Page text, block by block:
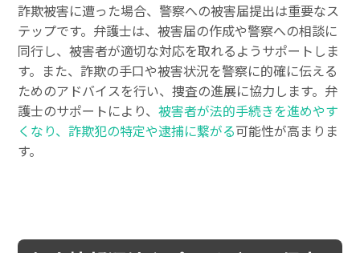
詐欺被害に遭った場合、警察への被害届提出は重要なス
テップです。弁護士は、被害届の作成や警察への相談に
同行し、被害者が適切な対応を取れるようサポートしま
す。また、詐欺の手口や被害状況を警察に的確に伝える
ためのアドバイスを行い、捜査の進展に協力します。弁
護士のサポートにより、被害者が法的手続きを進めやす
くなり、詐欺犯の特定や逮捕に繋がる可能性が高まりま
す。